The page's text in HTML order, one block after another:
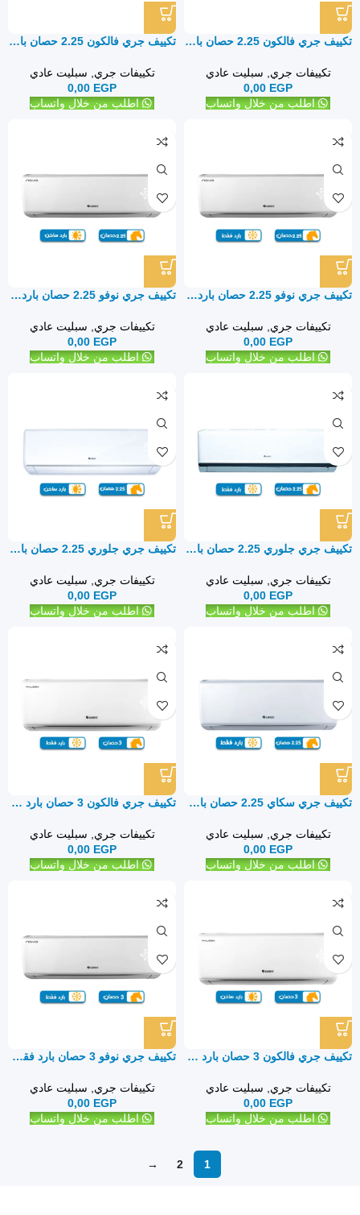
تكييف جري فالكون 2.25 حصان بارد فقط – سبليت
تكييفات جري
سبليت عادي
0,00 EGP
اطلب من خلال واتساب
تكييف جري فالكون 2.25 حصان بارد ساخن – سبليت
تكييفات جري
سبليت عادي
0,00 EGP
اطلب من خلال واتساب
تكييف جري نوفو 2.25 حصان بارد فقط – سبليت
تكييفات جري
سبليت عادي
0,00 EGP
اطلب من خلال واتساب
تكييف جري نوفو 2.25 حصان بارد ساخن – سبليت
تكييفات جري
سبليت عادي
0,00 EGP
اطلب من خلال واتساب
تكييف جري جلوري 2.25 حصان بارد فقط – سبليت
تكييفات جري
سبليت عادي
0,00 EGP
اطلب من خلال واتساب
تكييف جري جلوري 2.25 حصان بارد ساخن – سبليت
تكييفات جري
سبليت عادي
0,00 EGP
اطلب من خلال واتساب
تكييف جري سكاي 2.25 حصان بارد فقط Gree Sky – سبليت
تكييفات جري
سبليت عادي
0,00 EGP
اطلب من خلال واتساب
تكييف جري فالكون 3 حصان بارد فقط – سبليت
تكييفات جري
سبليت عادي
0,00 EGP
اطلب من خلال واتساب
تكييف جري فالكون 3 حصان بارد ساخن – سبليت
تكييفات جري
سبليت عادي
0,00 EGP
اطلب من خلال واتساب
تكييف جري نوفو 3 حصان بارد فقط – سبليت
تكييفات جري
سبليت عادي
0,00 EGP
اطلب من خلال واتساب
1
2
→